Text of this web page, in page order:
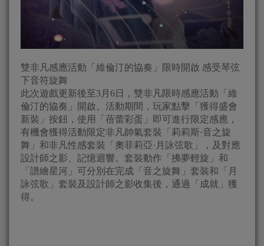
雙非凡感應活動「維倫汀的協奏」限時開啟 感受琴弦
下音符旋舞
此次遊戲更新後至3月6日，雙非凡限時感應活動「維
倫汀的協奏」開啟。活動期間，玩家點擊「獲得盛會
新裝」按鈕，使用「蓓蕾彩蛋」即可進行限定感應，
有機會獲得活動限定非凡帥氣套裝「莉莉斯·音之旋
舞」和非凡性感套裝「奧菲莉亞·月詠弦歌」，及對應
設計師之影、記憶迴響。套裝動作「拂夢輕旋」和
「譜繪星河」可分別在完成「音之旋舞」套裝和「月
詠弦歌」套裝及設計師之影收集後，通過「成就」獲
得。